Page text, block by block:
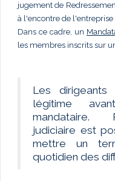
jugement de
à l'encontre de l'entreprise
Dans ce cadre, un
les membres inscrits sur
Les dirigeants
légitime
mandataire.
judiciaire est
mettre un
quotidien des